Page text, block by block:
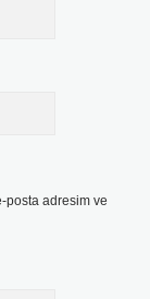
posta adresim ve